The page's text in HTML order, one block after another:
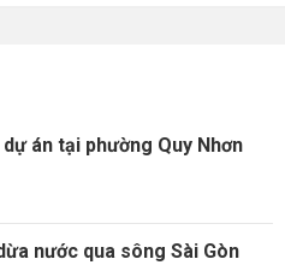
án tại phường Quy Nhơn
nước qua sông Sài Gòn